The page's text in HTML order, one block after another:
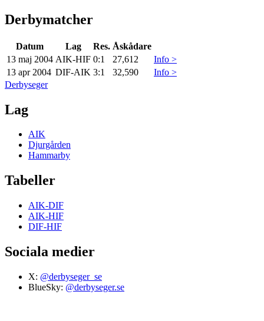
Derbymatcher
Datum Lag Res. Åskådare
13 maj 2004 AIK-HIF 0:1 27,612
Info >
13 apr 2004 DIF-AIK 3:1 32,590
Info >
Derbyseger
Lag
AIK
Djurgården
Hammarby
Tabeller
AIK-DIF
AIK-HIF
DIF-HIF
Sociala medier
X: @derbyseger_se
BlueSky: @derbyseger.se